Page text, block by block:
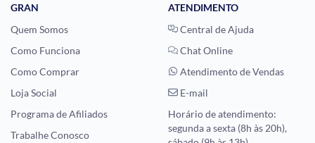
GRAN
Quem Somos
Como Funciona
Como Comprar
Loja Social
Programa de Afiliados
Trabalhe Conosco
ATENDIMENTO
Central de Ajuda
Chat Online
Atendimento de Vendas
E-mail
Horário de atendimento:
segunda a sexta (8h às 20h),